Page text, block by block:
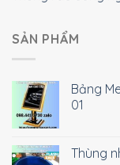
SẢN PHẨM
Bảng
01
Thùng